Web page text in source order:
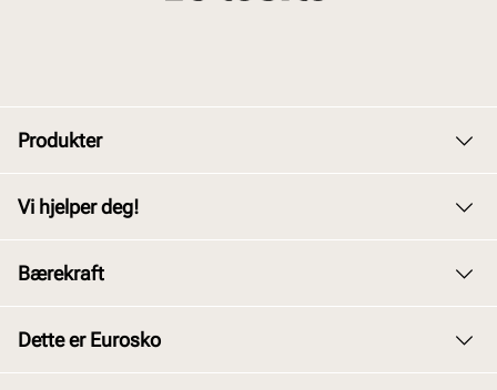
Produkter
Barn
Vi hjelper deg!
Kjøpsbetingelser
Bærekraft
Dette er Eurosko